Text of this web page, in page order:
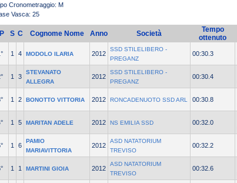
Cronometraggio: M
Vasca: 25
P S C Cognome Nome Anno Società
Tempo
ottenuto
1 4 MODOLO ILARIA 2012
SSD STILELIBERO -
PREGANZ
00:30.3
1 3
STEVANATO
ALLEGRA
2012
SSD STILELIBERO -
PREGANZ
00:30.4
1 2 BONOTTO VITTORIA 2012 RONCADENUOTO SSD ARL 00:30.8
1 5 MARITAN ADELE 2012 NS EMILIA SSD 00:32.0
1 6
PAMIO
MARIAVITTORIA
2012
ASD NATATORIUM
TREVISO
00:32.2
1 1 MARTINI GIOIA 2012
ASD NATATORIUM
TREVISO
00:32.6